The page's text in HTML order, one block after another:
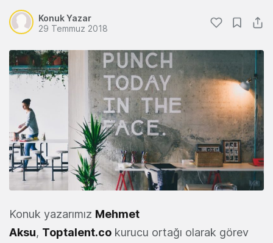
Konuk Yazar
29 Temmuz 2018
Konuk yazarımız Mehmet
Aksu, Toptalent.co kurucu ortağı olarak görev